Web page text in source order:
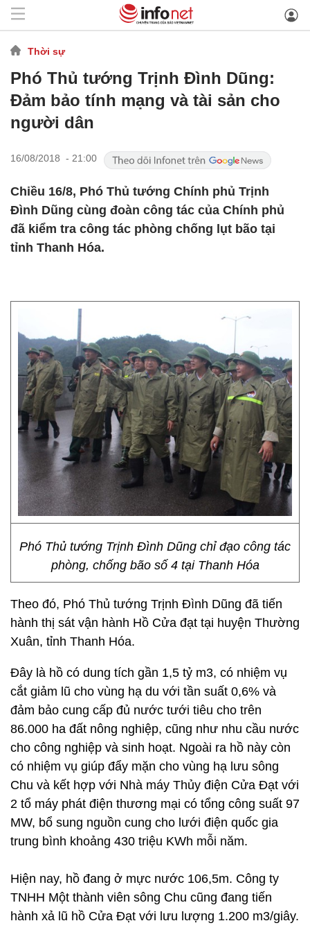
Thời sự
Phó Thủ tướng Trịnh Đình Dũng:
Đảm bảo tính mạng và tài sản cho
người dân
16/08/2018 - 21:00
Chiều 16/8, Phó Thủ tướng Chính phủ Trịnh
Đình Dũng cùng đoàn công tác của Chính phủ
đã kiểm tra công tác phòng chống lụt bão tại
tỉnh Thanh Hóa.
Phó Thủ tướng Trịnh Đình Dũng chỉ đạo công tác
phòng, chống bão số 4 tại Thanh Hóa
Theo đó, Phó Thủ tướng Trịnh Đình Dũng đã tiến
hành thị sát vận hành Hồ Cửa đạt tại huyện Thường
Xuân, tỉnh Thanh Hóa.
Đây là hồ có dung tích gần 1,5 tỷ m3, có nhiệm vụ
cắt giảm lũ cho vùng hạ du với tần suất 0,6% và
đảm bảo cung cấp đủ nước tưới tiêu cho trên
86.000 ha đất nông nghiệp, cũng như nhu cầu nước
cho công nghiệp và sinh hoạt. Ngoài ra hồ này còn
có nhiệm vụ giúp đẩy mặn cho vùng hạ lưu sông
Chu và kết hợp với Nhà máy Thủy điện Cửa Đạt với
2 tổ máy phát điện thương mại có tổng công suất 97
MW, bổ sung nguồn cung cho lưới điện quốc gia
trung bình khoảng 430 triệu KWh mỗi năm.
Hiện nay, hồ đang ở mực nước 106,5m. Công ty
TNHH Một thành viên sông Chu cũng đang tiến
hành xả lũ hồ Cửa Đạt với lưu lượng 1.200 m3/giây.